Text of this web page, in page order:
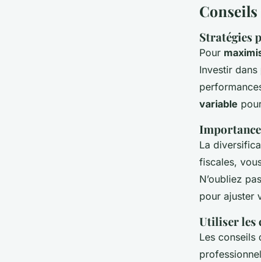
Stratégies
Pour
Investir
variable
La
fiscales,
N’oubliez
pour ajuster
Utiliser les
Les conseils